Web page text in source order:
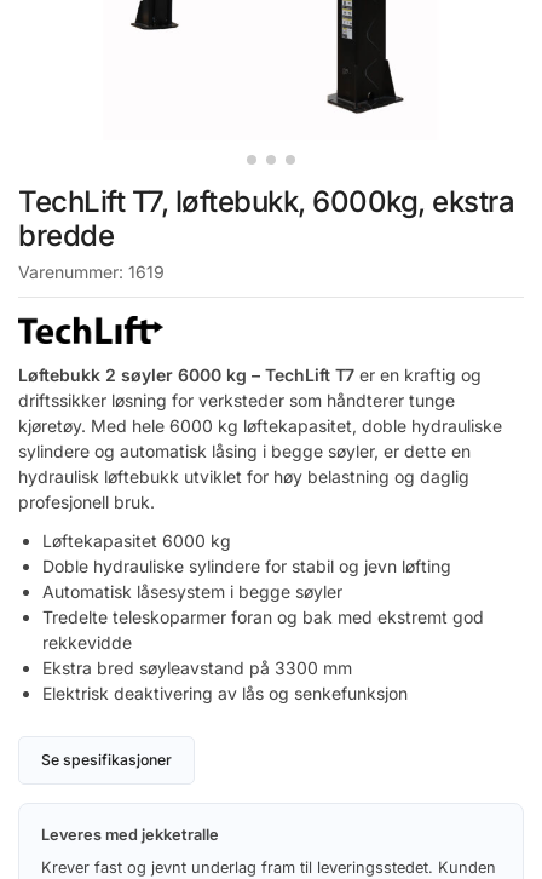
TechLift T7, løftebukk, 6000kg, ekstra
bredde
Varenummer: 1619
Løftebukk 2 søyler 6000 kg – TechLift T7 er en kraftig og
driftssikker løsning for verksteder som håndterer tunge
kjøretøy. Med hele 6000 kg løftekapasitet, doble hydrauliske
sylindere og automatisk låsing i begge søyler, er dette en
hydraulisk løftebukk utviklet for høy belastning og daglig
profesjonell bruk.
Løftekapasitet 6000 kg
Doble hydrauliske sylindere for stabil og jevn løfting
Automatisk låsesystem i begge søyler
Tredelte teleskoparmer foran og bak med ekstremt god
rekkevidde
Ekstra bred søyleavstand på 3300 mm
Elektrisk deaktivering av lås og senkefunksjon
Se spesifikasjoner
Leveres med jekketralle
Krever fast og jevnt underlag fram til leveringsstedet. Kunden